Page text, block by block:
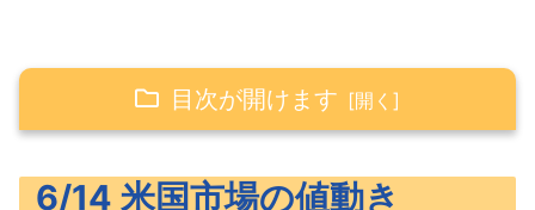
目次が開けます
6/14 米国市場の値動き